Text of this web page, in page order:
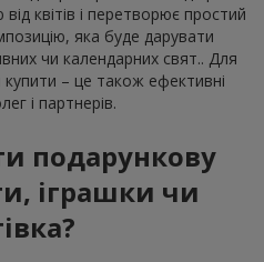
квітів і перетворює простий
яка буде дарувати
чи календарних свят.. Для
купити – це також ефективні
і партнерів.
подарункову
іграшки чи